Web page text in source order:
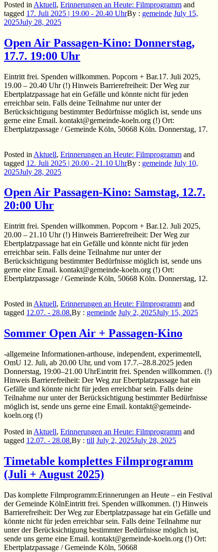
Posted in Aktuell, Erinnerungen an Heute: Filmprogramm and
tagged 17. Juli 2025 | 19.00 - 20.40 UhrBy : gemeinde July 15,
2025July 28, 2025
Open Air Passagen-Kino: Donnerstag,
17.7. 19:00 Uhr
Eintritt frei. Spenden willkommen. Popcorn + Bar.17. Juli 2025,
19.00 – 20.40 Uhr (!) Hinweis Barrierefreiheit: Der Weg zur
Ebertplatzpassage hat ein Gefälle und könnte nicht für jeden
erreichbar sein. Falls deine Teilnahme nur unter der
Berücksichtigung bestimmter Bedürfnisse möglich ist, sende uns
gerne eine Email. kontakt@gemeinde-koeln.org (!) Ort:
Ebertplatzpassage / Gemeinde Köln, 50668 Köln. Donnerstag, 17.
Posted in Aktuell, Erinnerungen an Heute: Filmprogramm and
tagged 12. Juli 2025 | 20.00 - 21.10 UhrBy : gemeinde July 10,
2025July 28, 2025
Open Air Passagen-Kino: Samstag, 12.7.
20:00 Uhr
Eintritt frei. Spenden willkommen. Popcorn + Bar.12. Juli 2025,
20.00 – 21.10 Uhr (!) Hinweis Barrierefreiheit: Der Weg zur
Ebertplatzpassage hat ein Gefälle und könnte nicht für jeden
erreichbar sein. Falls deine Teilnahme nur unter der
Berücksichtigung bestimmter Bedürfnisse möglich ist, sende uns
gerne eine Email. kontakt@gemeinde-koeln.org (!) Ort:
Ebertplatzpassage / Gemeinde Köln, 50668 Köln. Donnerstag, 12.
Posted in Aktuell, Erinnerungen an Heute: Filmprogramm and
tagged 12.07. - 28.08.By : gemeinde July 2, 2025July 15, 2025
Sommer Open Air + Passagen-Kino
-allgemeine Informationen-arthouse, independent, experimentell,
OmU 12. Juli, ab 20.00 Uhr, und vom 17.7.–28.8.2025 jeden
Donnerstag, 19:00–21.00 UhrEintritt frei. Spenden willkommen. (!)
Hinweis Barrierefreiheit: Der Weg zur Ebertplatzpassage hat ein
Gefälle und könnte nicht für jeden erreichbar sein. Falls deine
Teilnahme nur unter der Berücksichtigung bestimmter Bedürfnisse
möglich ist, sende uns gerne eine Email. kontakt@gemeinde-
koeln.org (!)
Posted in Aktuell, Erinnerungen an Heute: Filmprogramm and
tagged 12.07. - 28.08.By : till July 2, 2025July 28, 2025
Timetable komplettes Filmprogramm
(Juli + August 2025)
Das komplette Filmprogramm:Erinnerungen an Heute – ein Festival
der Gemeinde KölnEintritt frei. Spenden willkommen. (!) Hinweis
Barrierefreiheit: Der Weg zur Ebertplatzpassage hat ein Gefälle und
könnte nicht für jeden erreichbar sein. Falls deine Teilnahme nur
unter der Berücksichtigung bestimmter Bedürfnisse möglich ist,
sende uns gerne eine Email. kontakt@gemeinde-koeln.org (!) Ort:
Ebertplatzpassage / Gemeinde Köln, 50668